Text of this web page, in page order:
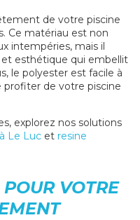
de votre piscine
Ce matériau est non
intempéries, mais il
esthétique qui embellit
le polyester est facile à
de votre piscine
explorez nos solutions
Le Luc et resine
VOTRE